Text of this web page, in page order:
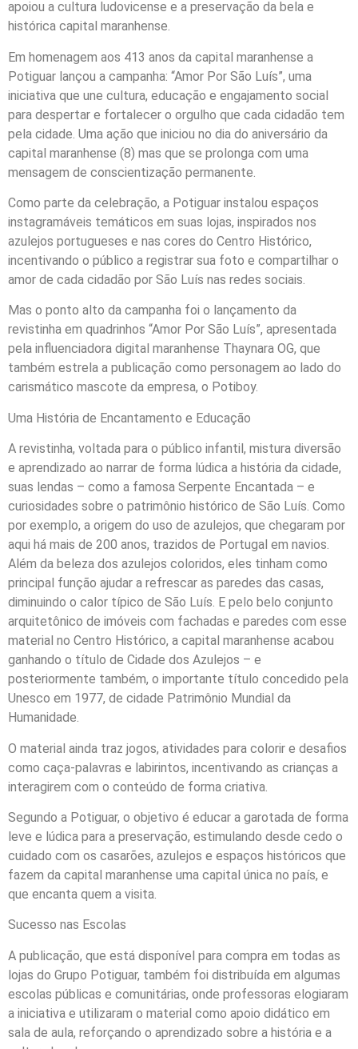
apoiou a cultura ludovicense e a preservação da bela e
histórica capital maranhense.
Em homenagem aos 413 anos da capital maranhense a
Potiguar lançou a campanha: “Amor Por São Luís”, uma
iniciativa que une cultura, educação e engajamento social
para despertar e fortalecer o orgulho que cada cidadão tem
pela cidade. Uma ação que iniciou no dia do aniversário da
capital maranhense (8) mas que se prolonga com uma
mensagem de conscientização permanente.
Como parte da celebração, a Potiguar instalou espaços
instagramáveis temáticos em suas lojas, inspirados nos
azulejos portugueses e nas cores do Centro Histórico,
incentivando o público a registrar sua foto e compartilhar o
amor de cada cidadão por São Luís nas redes sociais.
Mas o ponto alto da campanha foi o lançamento da
revistinha em quadrinhos “Amor Por São Luís”, apresentada
pela influenciadora digital maranhense Thaynara OG, que
também estrela a publicação como personagem ao lado do
carismático mascote da empresa, o Potiboy.
Uma História de Encantamento e Educação
A revistinha, voltada para o público infantil, mistura diversão
e aprendizado ao narrar de forma lúdica a história da cidade,
suas lendas – como a famosa Serpente Encantada – e
curiosidades sobre o patrimônio histórico de São Luís. Como
por exemplo, a origem do uso de azulejos, que chegaram por
aqui há mais de 200 anos, trazidos de Portugal em navios.
Além da beleza dos azulejos coloridos, eles tinham como
principal função ajudar a refrescar as paredes das casas,
diminuindo o calor típico de São Luís. E pelo belo conjunto
arquitetônico de imóveis com fachadas e paredes com esse
material no Centro Histórico, a capital maranhense acabou
ganhando o título de Cidade dos Azulejos – e
posteriormente também, o importante título concedido pela
Unesco em 1977, de cidade Patrimônio Mundial da
Humanidade.
O material ainda traz jogos, atividades para colorir e desafios
como caça-palavras e labirintos, incentivando as crianças a
interagirem com o conteúdo de forma criativa.
Segundo a Potiguar, o objetivo é educar a garotada de forma
leve e lúdica para a preservação, estimulando desde cedo o
cuidado com os casarões, azulejos e espaços históricos que
fazem da capital maranhense uma capital única no país, e
que encanta quem a visita.
Sucesso nas Escolas
A publicação, que está disponível para compra em todas as
lojas do Grupo Potiguar, também foi distribuída em algumas
escolas públicas e comunitárias, onde professoras elogiaram
a iniciativa e utilizaram o material como apoio didático em
sala de aula, reforçando o aprendizado sobre a história e a